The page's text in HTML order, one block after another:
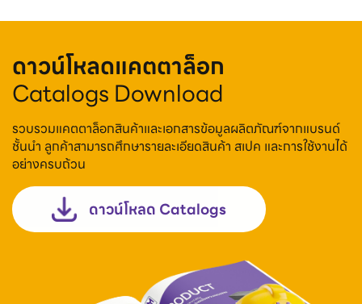
ดาวน์โหลดแคตตาล็อก
Catalogs Download
รวบรวมแคตตาล็อกสินค้าและเอกสารข้อมูลผลิตภัณฑ์จากแบรนด์
ชั้นนำ ลูกค้าสามารถศึกษารายละเอียดสินค้า สเปค และการใช้งานได้
อย่างครบถ้วน
ดาวน์โหลด Catalogs